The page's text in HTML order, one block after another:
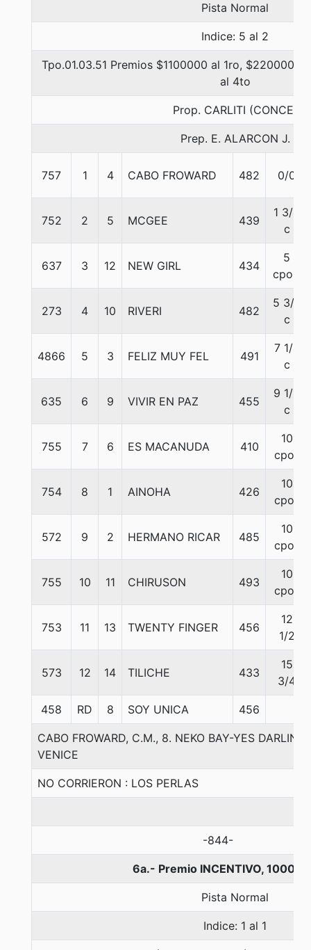
Pista Normal
Indice: 5 al 2
Tpo.01.03.51 Premios $1100000 al 1ro, $220000
al 4to
Prop. CARLITI (CONCE)
Prep. E. ALARCON J.
757 1 4 CABO FROWARD 482 0/0
752 2 5 MCGEE 439
1 3/4
c
637 3 12 NEW GIRL 434
5
cpos.
273 4 10 RIVERI 482
5 3/4
c
4866 5 3 FELIZ MUY FEL 491
7 1/4
c
635 6 9 VIVIR EN PAZ 455
9 1/2
c
755 7 6 ES MACANUDA 410
10
cpos
754 8 1 AINOHA 426
10
cpos
572 9 2 HERMANO RICAR 485
10
cpos
755 10 11 CHIRUSON 493
10
cpos
753 11 13 TWENTY FINGER 456
12
1/2
573 12 14 TILICHE 433
15
3/4
458 RD 8 SOY UNICA 456
CABO FROWARD, C.M., 8. NEKO BAY-YES
VENICE
NO CORRIERON : LOS PERLAS
-844-
6a.- Premio INCENTIVO, 1000
Pista Normal
Indice: 1 al 1